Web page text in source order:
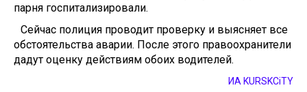
парня госпитализировали.
Сейчас полиция проводит проверку и выясняет все
обстоятельства аварии. После этого правоохранители
дадут оценку действиям обоих водителей.
ИА KURSKCiTY